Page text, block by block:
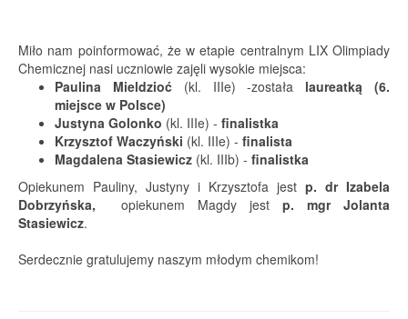
Miło nam poinformować, że w etapie centralnym LIX Olimpiady
Chemicznej nasi uczniowie zajęli wysokie miejsca:
Paulina Mieldzioć(kl. IIIe) -została laureatką (6.
miejsce w Polsce)
Justyna Golonko (kl. IIIe) - finalistka
Krzysztof Waczyński (kl. IIIe) - finalista
Magdalena Stasiewicz (kl. IIIb) - finalistka
Opiekunem Pauliny, Justyny i Krzysztofa jest p. dr Izabela
Dobrzyńska, opiekunem Magdy jest p. mgr Jolanta
Stasiewicz.
Serdecznie gratulujemy naszym młodym chemikom!